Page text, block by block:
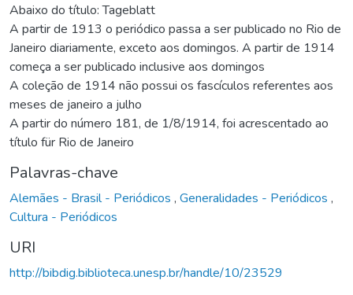
Abaixo do título: Tageblatt
A partir de 1913 o periódico passa a ser publicado no Rio de
Janeiro diariamente, exceto aos domingos. A partir de 1914
começa a ser publicado inclusive aos domingos
A coleção de 1914 não possui os fascículos referentes aos
meses de janeiro a julho
A partir do número 181, de 1/8/1914, foi acrescentado ao
título für Rio de Janeiro
Palavras-chave
Alemães - Brasil - Periódicos , Generalidades - Periódicos ,
Cultura - Periódicos
URI
http://bibdig.biblioteca.unesp.br/handle/10/23529